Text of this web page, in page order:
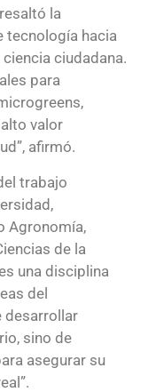
la
tecnología hacia
ciudadana.
para
valor
afirmó.
trabajo
Agronomía,
de la
una disciplina
del
desarrollar
sino de
asegurar su